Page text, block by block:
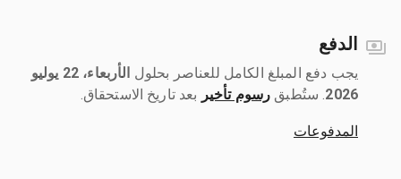
الدفع
يجب دفع المبلغ الكامل للعناصر بحلول ‎
الأربعاء، 22 يوليو
2026
رسوم تأخير بعد تاريخ الاستحقاق.
المدفوعات